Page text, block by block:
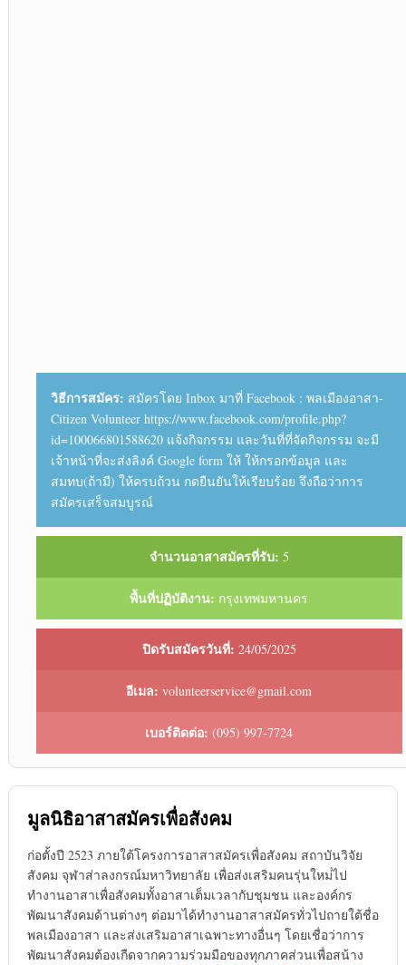
วิธีการสมัคร: สมัครโดย Inbox มาที่ Facebook : พลเมืองอาสา-
Citizen Volunteer https://www.facebook.com/profile.php?
id=100066801588620 แจ้งกิจกรรม และวันที่ที่จัดกิจกรรม จะมี
เจ้าหน้าที่จะส่งลิงค์ Google form ให้ ให้กรอกข้อมูล และ
สมทบ(ถ้ามี) ให้ครบถ้วน กดยืนยันให้เรียบร้อย จึงถือว่าการ
สมัครเสร็จสมบูรณ์
จำนวนอาสาสมัครที่รับ: 5
พื้นที่ปฏิบัติงาน: กรุงเทพมหานคร
ปิดรับสมัครวันที่: 24/05/2025
อีเมล: volunteerservice@gmail.com
เบอร์ติดต่อ: (095) 997-7724
มูลนิธิอาสาสมัครเพื่อสังคม
ก่อตั้งปี 2523 ภายใต้โครงการอาสาสมัครเพื่อสังคม สถาบันวิจัย
สังคม จุฬาส่าลงกรณ์มหาวิทยาลัย เพื่อส่งเสริมคนรุ่นใหม่่ไป
ทำงานอาสาเพื่อสังคมทั้งอาสาเต็มเวลากับชุมชน และองค์กร
พัฒนาสังคมด้านต่างๆ ต่อมาได้ทำงานอาสาสมัครทั่วไปถายใต้ชื่อ
พลเมืองอาสา และส่งเสริมอาสาเฉพาะทางอื่นๆ โดยเชื่อว่าการ
พัฒนาสังคมต้องเกืดจากความร่วมมือของทุกภาคส่วนเพื่อสน้าง